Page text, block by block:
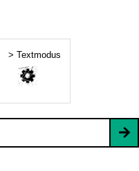
> Textmodus